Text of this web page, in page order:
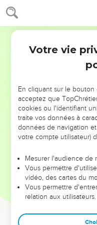
NE MANQUEZ
DE
ET SI LEURS
leur foi ou leur vision.
et les saisons difficiles
sont elles
Dans cette conférence,
clés pour avancer avec
Votre vie
En cliquant sur le bouton
acceptez que
cookies ou l'identifiant
traite vos données à
données de navigation
votre compte utilisateur)
Mesurer l'audience de
Vous permettre
vidéo, des cartes du
Vous permettre
relation aux utilisateurs.